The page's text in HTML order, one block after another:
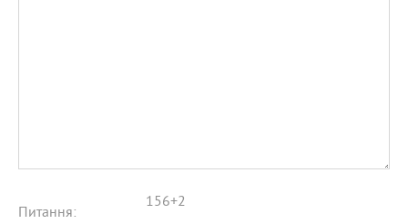
Питання:
156+2